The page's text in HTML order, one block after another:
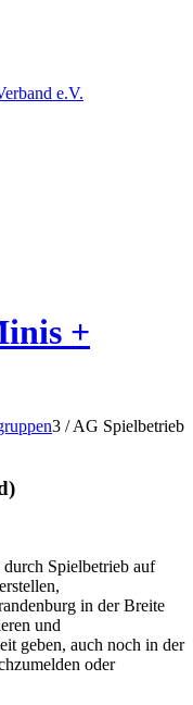
+
3 / AG Spielbetrieb
Spielbetrieb auf
in der Breite
und
geben, auch noch in der
oder